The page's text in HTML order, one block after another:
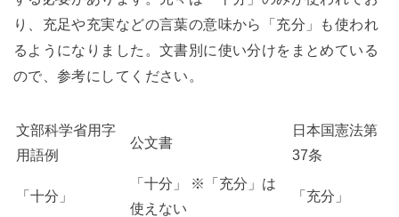
り、充足や充実などの言葉の意味から「充分」も使われ
るようになりました。文書別に使い分けをまとめている
ので、参考にしてください。
文部科学省用字
用語例
公文書
日本国憲法第
37条
「十分」
「十分」 ※「充分」は
使えない
「充分」